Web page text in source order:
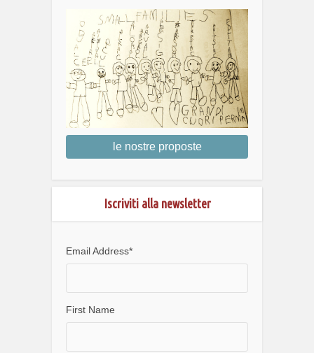
le nostre proposte
Iscriviti alla newsletter
Email Address*
First Name